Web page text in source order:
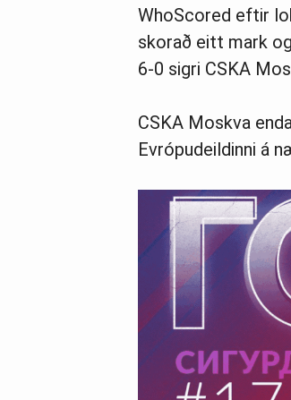
WhoScor­ed eftir
skorað eitt mark
6-0 sigri CSKA
CSKA Moskva
Evrópudeildinni á